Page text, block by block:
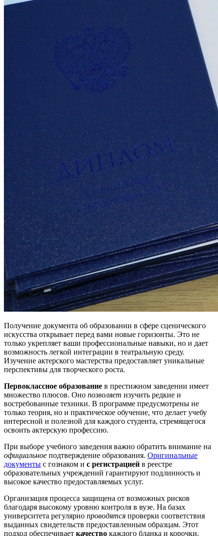
Получение документа об образовании в сфере сценического
искусства открывает перед вами новые горизонты. Это не
только укрепляет ваши профессиональные навыки, но и дает
возможность легкой интеграции в театральную среду.
Изучение актерского мастерства предоставляет уникальные
перспективы для творческого роста.
Первоклассное образование в престижном заведении имеет
множество плюсов. Оно позволяет изучить редкие и
востребованные техники. В программе предусмотрены не
только теория, но и практическое обучение, что делает учебу
интересной и полезной для каждого студента, стремящегося
освоить актерскую профессию.
При выборе учебного заведения важно обратить внимание на
официальное подтверждение образования. Оригинальные
документы с гознаком и с регистрацией в реестре
образовательных учреждений гарантируют подлинность и
высокое качество предоставляемых услуг.
Организация процесса защищена от возможных рисков
благодаря высокому уровню контроля в вузе. На базах
университета регулярно проводятся проверки соответствия
выданных свидетельств предоставленным образцам. Этот
подход обеспечивает качество каждого бланка и корочки.